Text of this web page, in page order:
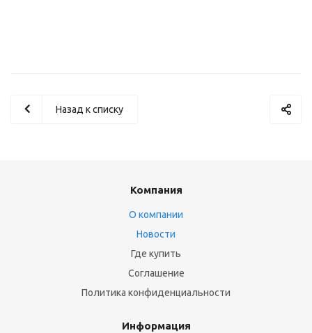
Назад к списку
Компания
О компании
Новости
Где купить
Соглашение
Политика конфиденциальности
Информация